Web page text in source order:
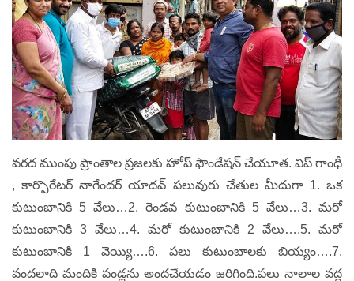
వరద ముంపు ప్రాంతాల ప్రజలకు హోప్ ఫౌండేషన్ చేయూత. విప్ గాంధీ
, కార్పొరేటర్ నాగేందర్ యాదవ్ పలువురు చేతుల మీదుగా 1. ఒక
కుటుంబానికి 5 వేలు…2. రెండవ కుటుంబానికి 5 వేలు…3. మరో
కుటుంబానికి 3 వేలు…4. మరో కుటుంబానికి 2 వేలు….5. మరో
కుటుంబానికి 1 వెయ్యి….6. పలు కుటుంబాలకు బియ్యం….7.
వందలాది మందికి పండ్లను అందచేయడం జరిగింది.పలు నాలాల వద్ద